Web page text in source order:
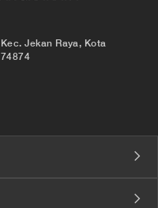
Jekan Raya, Kota